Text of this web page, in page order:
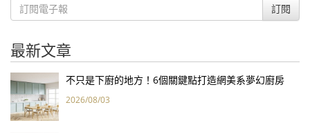
訂閱
最新文章
不只是下廚的地方！6個關鍵點打造網美系夢幻廚房
2026/08/03